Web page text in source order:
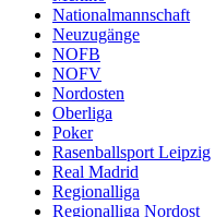
Nationalmannschaft
Neuzugänge
NOFB
NOFV
Nordosten
Oberliga
Poker
Rasenballsport Leipzig
Real Madrid
Regionalliga
Regionalliga Nordost